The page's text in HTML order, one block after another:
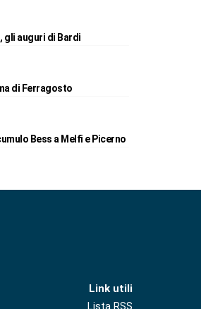
gli auguri di Bardi
di Ferragosto
Bess a Melfi e Picerno
Link utili
Lista RSS